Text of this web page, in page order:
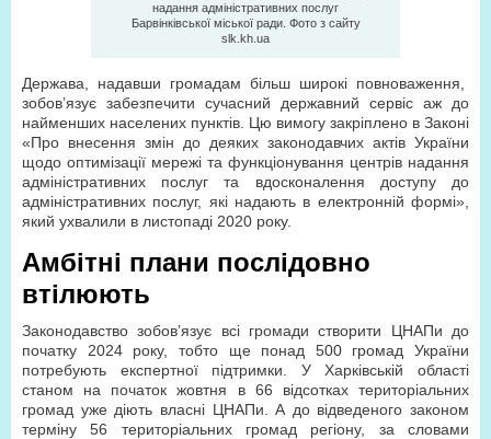
надання адміністративних послуг
Барвінківської міської ради. Фото з сайту
slk.kh.ua
Держава, надавши громадам більш широкі повноваження,
зобов’язує забезпечити сучасний державний сервіс аж до
найменших населених пунктів. Цю вимогу закріплено в Законі
«Про внесення змін до деяких законодавчих актів України
щодо оптимізації мережі та функціонування центрів надання
адміністративних послуг та вдосконалення доступу до
адміністративних послуг, які надають в електронній формі»,
який ухвалили в листопаді 2020 року.
Амбітні плани послідовно
втілюють
Законодавство зобов’язує всі громади створити ЦНАПи до
початку 2024 року, тобто ще понад 500 громад України
потребують експертної підтримки. У Харківській області
станом на початок жовтня в 66 відсотках територіальних
громад уже діють власні ЦНАПи. А до відведеного законом
терміну 56 територіальних громад регіону, за словами